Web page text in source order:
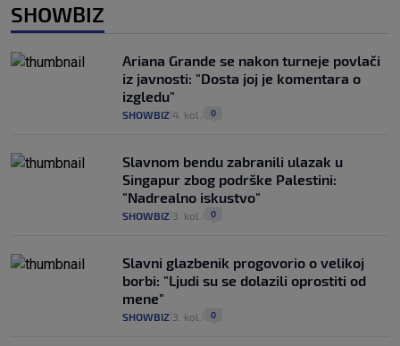
SHOWBIZ
Ariana Grande se nakon turneje povlači
iz javnosti: "Dosta joj je komentara o
izgledu"
SHOWBIZ 4. kol. 0
Slavnom bendu zabranili ulazak u
Singapur zbog podrške Palestini:
"Nadrealno iskustvo"
SHOWBIZ 3. kol. 0
Slavni glazbenik progovorio o velikoj
borbi: "Ljudi su se dolazili oprostiti od
mene"
SHOWBIZ 3. kol. 0